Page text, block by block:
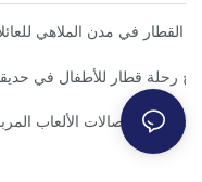
الدليل الشاملالقطار في مدن الملاهي
رحلة قطار للأطفال في
صيانة منخفضة مقابل متعة
أساسيًا في صالات الألعاب